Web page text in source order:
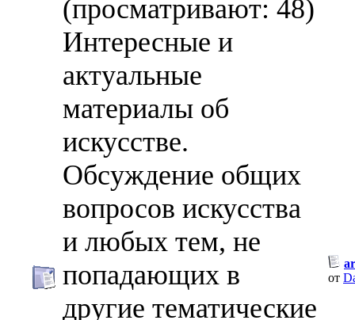
(просматривают: 48)
Интересные и
актуальные
материалы об
искусстве.
Обсуждение общих
вопросов искусства
и любых тем, не
попадающих в
другие тематические
от